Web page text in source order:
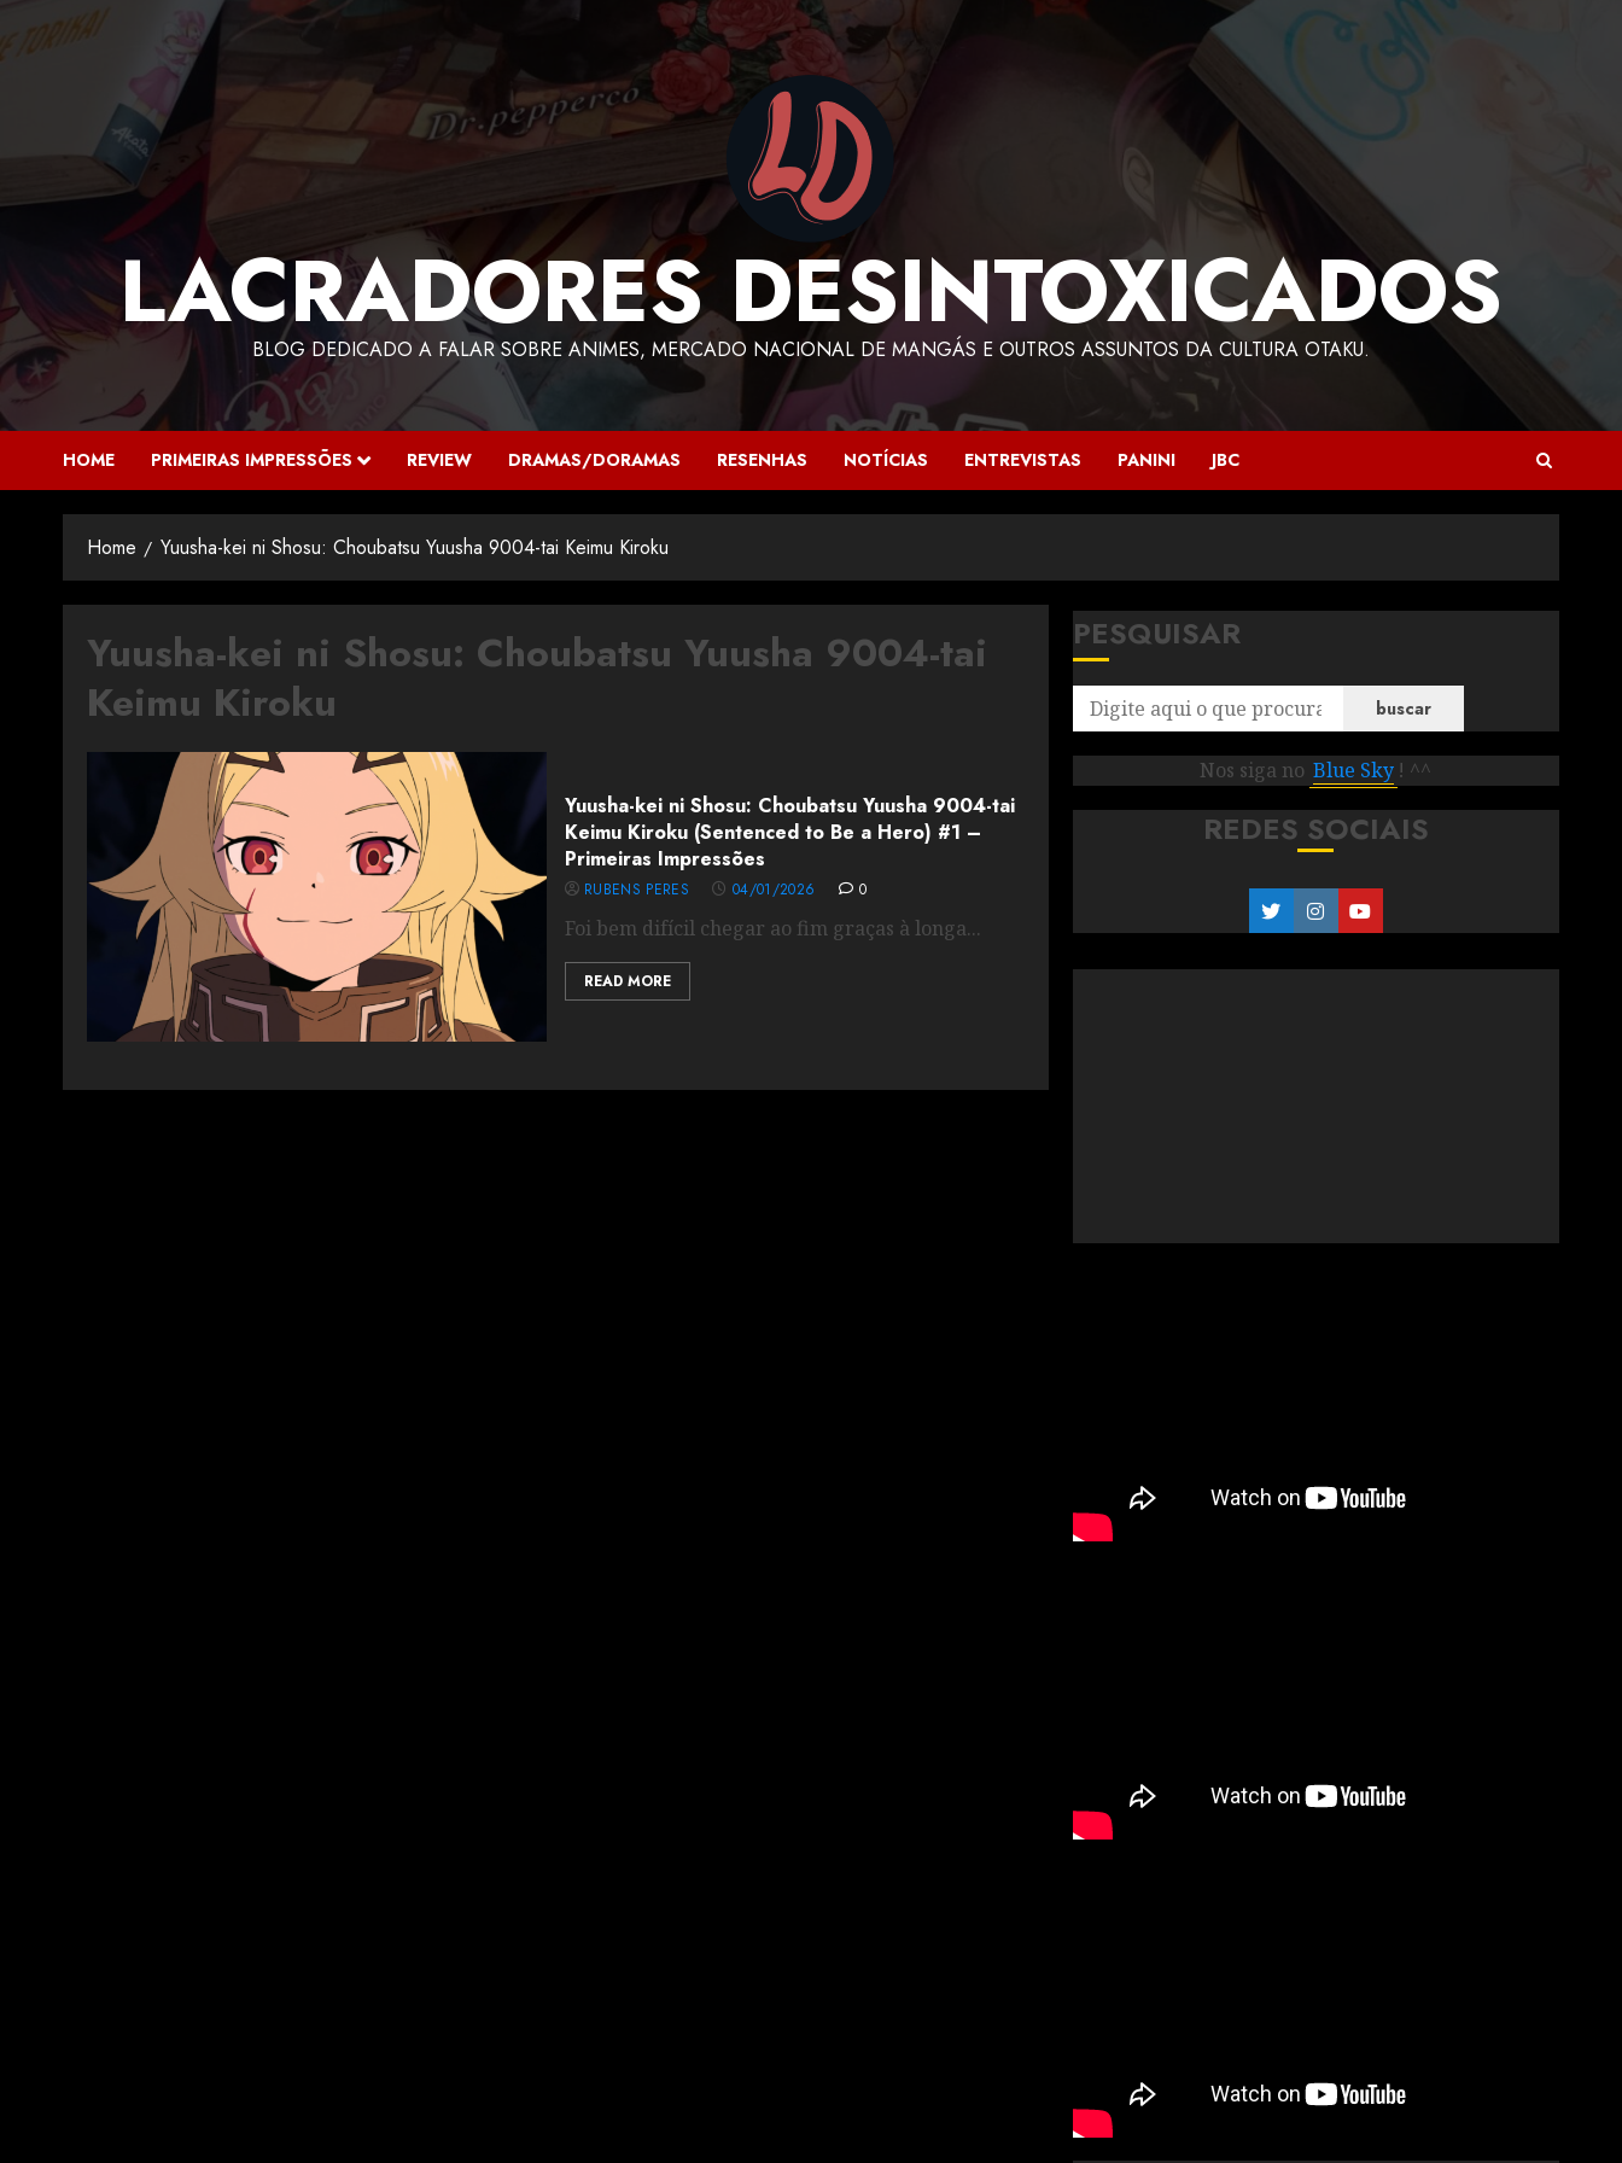
LACRADORES DESINTOXICADOS
BLOG DEDICADO A FALAR SOBRE ANIMES, MERCADO NACIONAL DE MANGÁS E OUTROS ASSUNTOS DA CULTURA OTAKU.
HOME PRIMEIRAS IMPRESSÕES REVIEW DRAMAS/DORAMAS RESENHAS NOTÍCIAS ENTREVISTAS PANINI JBC
Home Yuusha-kei ni Shosu: Choubatsu Yuusha 9004-tai Keimu Kiroku
Yuusha-kei ni Shosu: Choubatsu Yuusha 9004-tai
Keimu Kiroku
Yuusha-kei ni Shosu: Choubatsu Yuusha 9004-tai
Keimu Kiroku (Sentenced to Be a Hero) #1 –
Primeiras Impressões
RUBENS PERES 04/01/2026 0
Foi bem difícil chegar ao fim graças à longa...
READ MORE
PESQUISAR
buscar
Nos siga no Blue Sky ! ^^
REDES SOCIAIS